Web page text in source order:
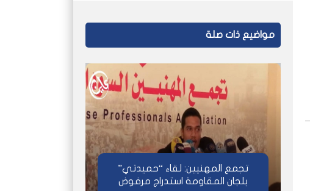
مواضيع ذات صلة
تجمع المهنيين: لقاء “حميدتي”
بلجان المقاومة استدراج مرفوض